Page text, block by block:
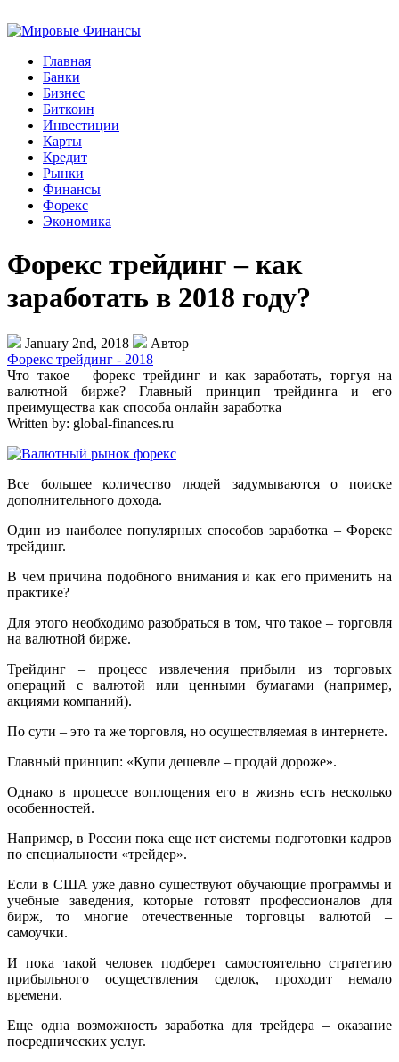
Главная
Банки
Бизнес
Биткоин
Инвестиции
Карты
Кредит
Рынки
Финансы
Форекс
Экономика
Форекс трейдинг – как
заработать в 2018 году?
January 2nd, 2018
Автор
Форекс трейдинг - 2018
Что такое – форекс трейдинг и как заработать, торгуя на
валютной бирже? Главный принцип трейдинга и его
преимущества как способа онлайн заработка
Written by: global-finances.ru
Все большее количество людей задумываются о поиске
дополнительного дохода.
Один из наиболее популярных способов заработка – Форекс
трейдинг.
В чем причина подобного внимания и как его применить на
практике?
Для этого необходимо разобраться в том, что такое – торговля
на валютной бирже.
Трейдинг – процесс извлечения прибыли из торговых
операций с валютой или ценными бумагами (например,
акциями компаний).
По сути – это та же торговля, но осуществляемая в интернете.
Главный принцип: «Купи дешевле – продай дороже».
Однако в процессе воплощения его в жизнь есть несколько
особенностей.
Например, в России пока еще нет системы подготовки кадров
по специальности «трейдер».
Если в США уже давно существуют обучающие программы и
учебные заведения, которые готовят профессионалов для
бирж, то многие отечественные торговцы валютой –
самоучки.
И пока такой человек подберет самостоятельно стратегию
прибыльного осуществления сделок, проходит немало
времени.
Еще одна возможность заработка для трейдера – оказание
посреднических услуг.